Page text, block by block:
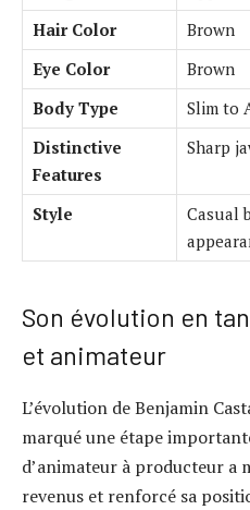
Hair Color
Brown
Eye Color
Brown
Body Type
Slim to
Distinctive
Features
Sharp
Style
Casual
Son évolution en
et animateur
L’évolution de Benjamin
marqué une étape
d’animateur à producteur a
revenus et renforcé sa